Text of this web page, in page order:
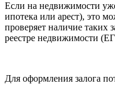
Если на недвижимости
ипотека или арест), это
проверяет наличие таких
реестре недвижимости
Для оформления залога